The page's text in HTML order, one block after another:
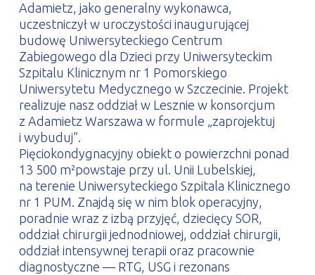
Adamietz, jako generalny wykonawca,
uczestniczył w uroczystości inaugurującej
budowę Uniwersyteckiego Centrum
Zabiegowego dla Dzieci przy Uniwersyteckim
Szpitalu Klinicznym nr 1 Pomorskiego
Uniwersytetu Medycznego w Szczecinie. Projekt
realizuje nasz oddział w Lesznie w konsorcjum
z Adamietz Warszawa w formule „zaprojektuj
i wybuduj”.
Pięciokondygnacyjny obiekt o powierzchni ponad
13 500 m²powstaje przy ul. Unii Lubelskiej,
na terenie Uniwersyteckiego Szpitala Klinicznego
nr 1 PUM. Znajdą się w nim blok operacyjny,
poradnie wraz z izbą przyjęć, dziecięcy SOR,
oddział chirurgii jednodniowej, oddział chirurgii,
oddział intensywnej terapii oraz pracownie
diagnostyczne — RTG, USG i rezonans